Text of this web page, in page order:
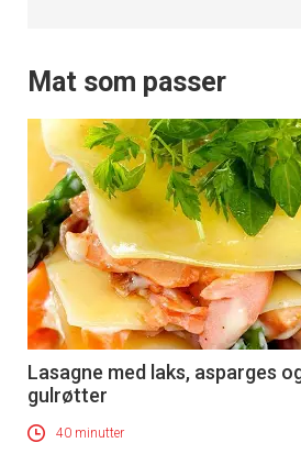
Få ukentlige
Mat som passer
Lasagne med laks, asparges
gulrøtter
40 minutter